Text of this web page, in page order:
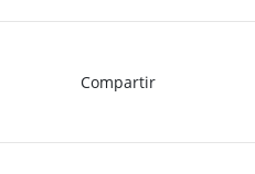
Compartir